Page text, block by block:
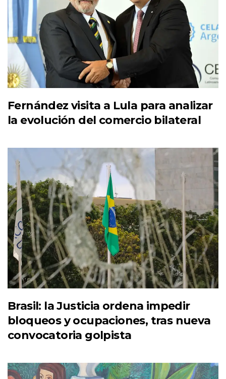
Fernández visita a Lula para analizar
la evolución del comercio bilateral
Brasil: la Justicia ordena impedir
bloqueos y ocupaciones, tras nueva
convocatoria golpista